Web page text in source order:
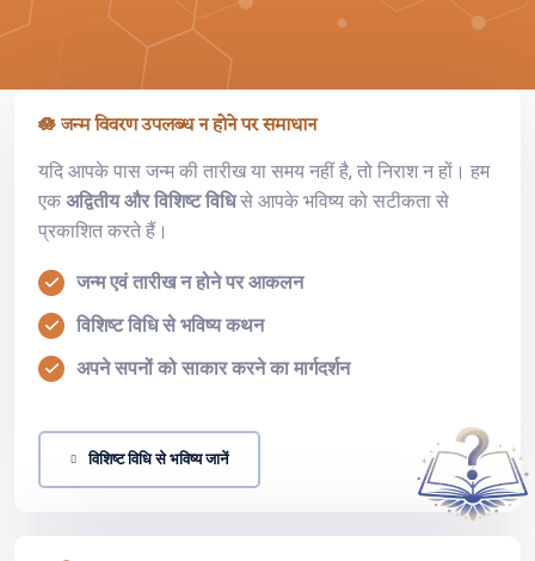
🪷 जन्म विवरण उपलब्ध न होने पर समाधान
यदि आपके पास जन्म की तारीख या समय नहीं है, तो निराश न हों। हम
एक अद्वितीय और विशिष्ट विधिसे आपके भविष्य को सटीकता से
प्रकाशित करते हैं।
जन्म एवं तारीख न होने पर आकलन
विशिष्ट विधि से भविष्य कथन
अपने सपनों को साकार करने का मार्गदर्शन
विशिष्ट विधि से भविष्य जानें